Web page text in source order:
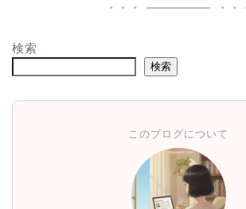
検索
検索
このブログについて